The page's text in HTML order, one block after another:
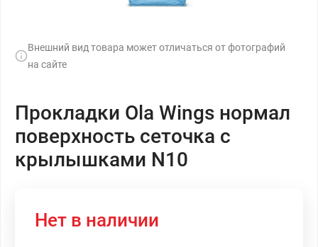
Внешний вид товара может отличаться от фотографий
на сайте
Прокладки Ola Wings нормал
поверхность сеточка с
крылышками N10
Нет в наличии